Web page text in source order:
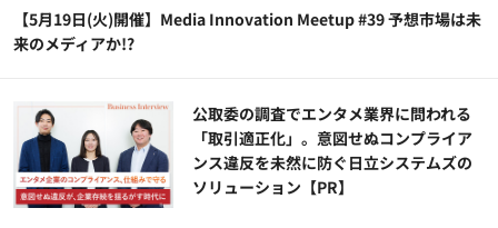
【5月19日(火)開催】Media Innovation Meetup #39 予想市場は未
来のメディアか!?
公​​取委の調査でエンタメ業界に問われる
「取引適正化」。意図せぬコンプライア
ンス違反を未然に防ぐ日立システムズの
ソリューション​【PR】